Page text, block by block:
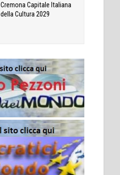
Cremona Capitale Italiana
della Cultura 2029